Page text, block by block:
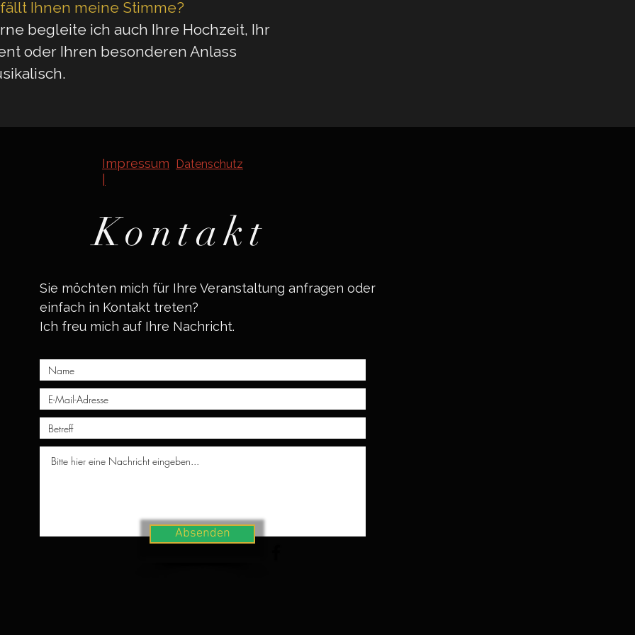
Ihnen meine Stimme?
begleite ich auch Ihre Hochzeit, Ihr
oder Ihren besonderen Anlass
Impressum Datenschutz
Kontakt
Sie möchten mich für Ihre Veranstaltung anfragen oder
einfach in Kontakt treten?
Ich freu mich auf Ihre Nachricht.
Absenden